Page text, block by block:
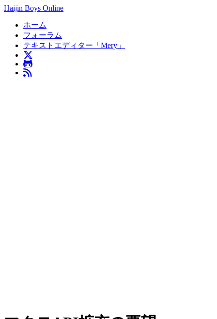
Haijin Boys Online
ホーム
フォーラム
テキストエディター「Mery」